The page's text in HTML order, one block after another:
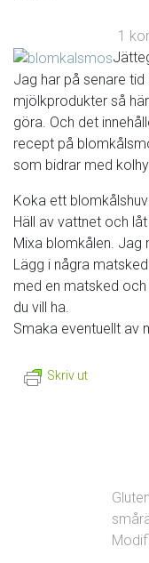
1
Jag har på senare
mjölkprodukter så
göra. Och det
recept på
som bidrar med
Koka ett
Häll av vattnet och
Mixa blomkålen. Jag
Lägg i några
med en matsked
du vill ha.
Smaka eventuellt av
Skriv ut